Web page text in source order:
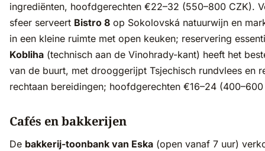
ingrediënten, hoofdgerechten €22–32 (550–800 CZK).
sfeer serveert Bistro 8 op Sokolovská natuurwijn en
in een kleine ruimte met open keuken; reservering
Kobliha (technisch aan de Vinohrady-kant) heeft het
van de buurt, met drooggerijpt Tsjechisch rundvlees en
rechtaan bereidingen; hoofdgerechten €16–24
Cafés en bakkerijen
De bakkerij-toonbank van Eska (open vanaf 7 uur)